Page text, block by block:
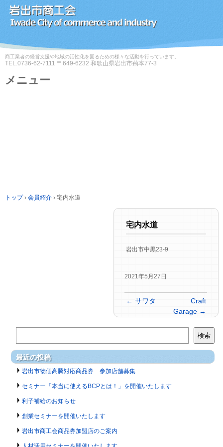
商工業者の経営支援や地域の活性化を図るための様々な活動を行っています。
TEL.0736-62-7111 〒649-6232 和歌山県岩出市荊本77-3
メニュー
トップ › 会員紹介 › 宅内水道
宅内水道
岩出市中黒23-9
2021年5月27日
← サワタ
Craft
Garage →
検索
最近の投稿
岩出市物価高騰対応商品券 参加店舗募集
セミナー「本当に使えるBCPとは！」を開催いたします
利子補給のお知らせ
創業セミナーを開催いたします
岩出市商工会商品券加盟店のご案内